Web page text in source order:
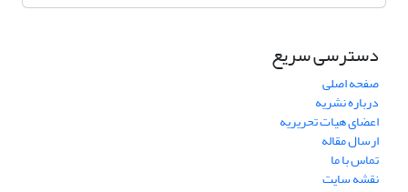
دسترسی سریع
صفحه اصلی
درباره نشریه
اعضای هیات تحریریه
ارسال مقاله
تماس با ما
نقشه سایت